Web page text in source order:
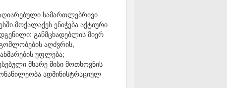
სამართლებრივი
მოქალაქეს ენიჭება აქტიური
განმცხადებლის მიერ
აღძვრის,
უფლება;
მხარე მისი მოთხოვნის
ადმინისტრაციულ